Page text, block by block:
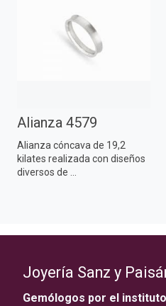
Alianza 4579
Alianza cóncava de 19,2
kilates realizada con diseños
diversos de ...
Joyería Sanz y
Gemólogos por el